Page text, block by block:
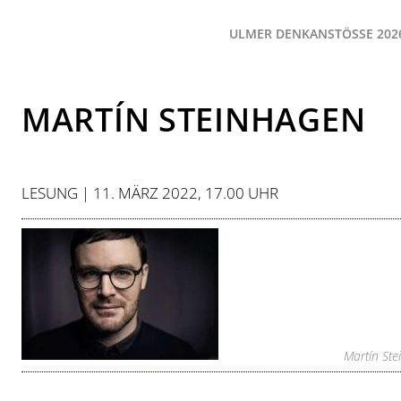
ULMER DENKANSTÖSSE 2026
MARTÍN STEINHAGEN
LESUNG | 11. MÄRZ 2022, 17.00 UHR
Martín